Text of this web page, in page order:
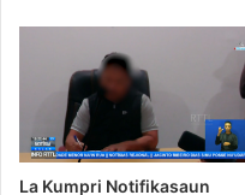
La Kumpri Notifikasaun